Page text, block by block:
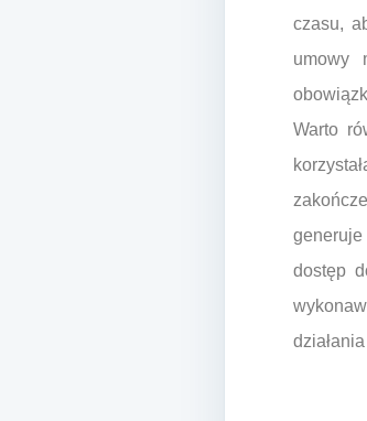
czasu,
umowy
Warto
dostęp